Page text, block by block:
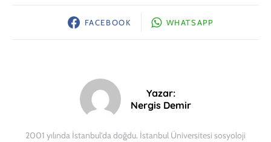
FACEBOOK WHATSAPP
Yazar:
Nergis Demir
2001 yılında İstanbul’da doğdu. İstanbul Üniversitesi sosyoloji